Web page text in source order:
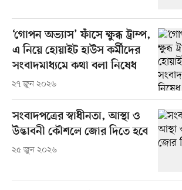
‘গোপন অভ্যাস’ ফাঁসে ক্ষুব্ধ ট্রাম্প,
এ নিয়ে হোয়াইট হাউস কর্মীদের
সংবাদমাধ্যমে কথা বলা নিষেধ
২৭ জুন ২০২৬
সংবাদপত্রের স্বাধীনতা, আস্থা ও
উদ্ভাবনী কৌশলে জোর দিতে হবে
২৫ জুন ২০২৬